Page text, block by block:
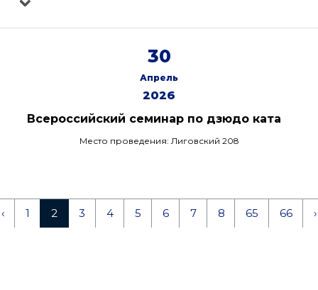
30
Апрель
2026
Всероссийский семинар по дзюдо ката
Место проведения: Лиговский 208
‹ 1 2 3 4 5 6 7 8 65 66 ›